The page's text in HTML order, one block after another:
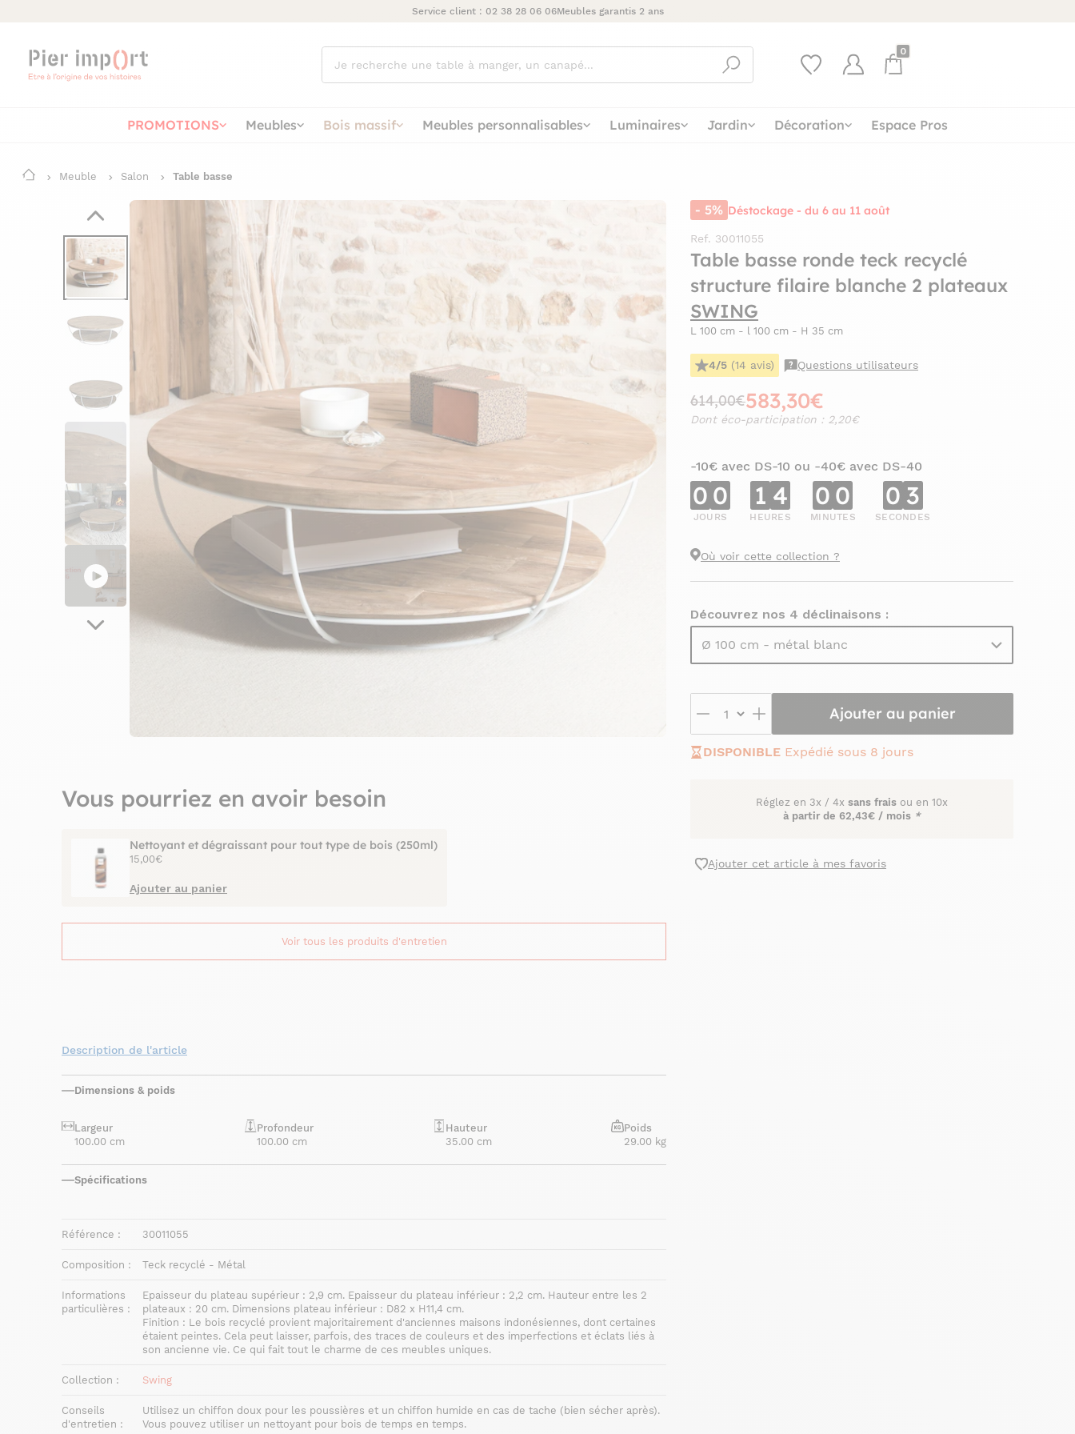
Service client : 02 38 28 06 06Meubles garantis 2 ans
cherchez
vous ?
0
PROMOTIONS Meubles Bois massif Meubles personnalisables Luminaires Jardin Décoration Espace Pros
Meuble Salon Table basse
- 5% Déstockage - du 6 au 11 août
Ref. 30011055
Table basse ronde teck recyclé
structure filaire blanche 2 plateaux
SWING
L 100 cm - l 100 cm - H 35 cm
4/5 (14 avis) Questions utilisateurs
614,00€583,30€
Dont éco-participation : 2,20€
-10€ avec DS-10 ou -40€ avec DS-40
0 0
JOURS
1 4
HEURES
0 0
MINUTES
0 2
SECONDES
Où voir cette collection ?
Découvrez nos 4 déclinaisons :
Ø 100 cm - métal blanc
Ajouter au panier
DISPONIBLE Expédié sous 8 jours
Réglez en 3x / 4x sans frais ou en 10x
à partir de 62,43€ / mois *
Ajouter cet article à mes favoris
Vous pourriez en avoir besoin
Nettoyant et dégraissant pour tout type de bois (250ml)
15,00€
Ajouter au panier
Voir tous les produits d'entretien
Description de l'article
Dimensions & poids
Largeur
100.00 cm
Profondeur
100.00 cm
Hauteur
35.00 cm
Poids
29.00 kg
Spécifications
Référence : 30011055
Composition : Teck recyclé - Métal
Informations
particulières :
Epaisseur du plateau supérieur : 2,9 cm. Epaisseur du plateau inférieur : 2,2 cm. Hauteur entre les 2
plateaux : 20 cm. Dimensions plateau inférieur : D82 x H11,4 cm.
Finition : Le bois recyclé provient majoritairement d'anciennes maisons indonésiennes, dont certaines
étaient peintes. Cela peut laisser, parfois, des traces de couleurs et des imperfections et éclats liés à
son ancienne vie. Ce qui fait tout le charme de ces meubles uniques.
Collection : Swing
Conseils
d'entretien :
Utilisez un chiffon doux pour les poussières et un chiffon humide en cas de tache (bien sécher après).
Vous pouvez utiliser un nettoyant pour bois de temps en temps.